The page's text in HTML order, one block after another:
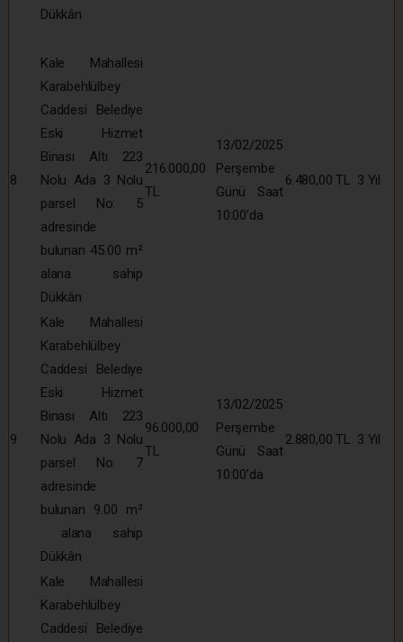
Dükkân
8
Kale Mahallesi
Karabehlülbey
Caddesi Belediye
Eski Hizmet
Binası Altı 223
Nolu Ada 3 Nolu
parsel No: 5
adresinde
bulunan 45.00 m²
alana sahip
Dükkân
216.000,00
TL
13/02/2025
Perşembe
Günü Saat
10:00’da
6.480,00 TL 3 Yıl
9
Kale Mahallesi
Karabehlülbey
Caddesi Belediye
Eski Hizmet
Binası Altı 223
Nolu Ada 3 Nolu
parsel No: 7
adresinde
bulunan 9.00 m²
alana sahip
Dükkân
96.000,00
TL
13/02/2025
Perşembe
Günü Saat
10:00’da
2.880,00 TL 3 Yıl
Kale Mahallesi
Karabehlülbey
Caddesi Belediye